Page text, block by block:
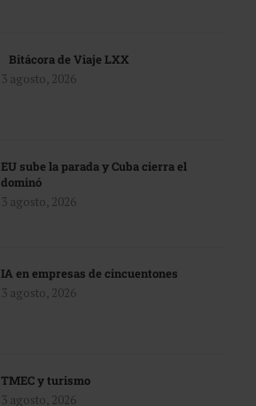
Bitácora de Viaje LXX
3 agosto, 2026
EU sube la parada y Cuba cierra el
dominó
3 agosto, 2026
IA en empresas de cincuentones
3 agosto, 2026
TMEC y turismo
3 agosto, 2026